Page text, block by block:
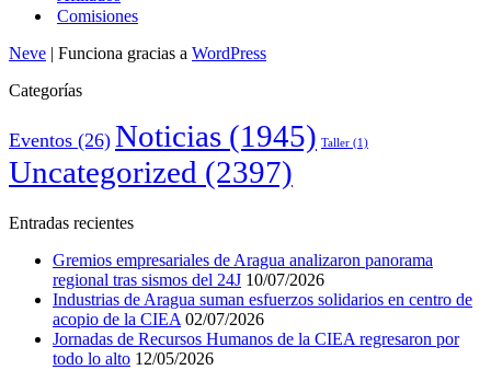
Comisiones
Neve | Funciona gracias a WordPress
Categorías
Eventos (26) Noticias (1945) Taller (1)
Uncategorized (2397)
Entradas recientes
Gremios empresariales de Aragua analizaron panorama
regional tras sismos del 24J 10/07/2026
Industrias de Aragua suman esfuerzos solidarios en centro de
acopio de la CIEA 02/07/2026
Jornadas de Recursos Humanos de la CIEA regresaron por
todo lo alto 12/05/2026